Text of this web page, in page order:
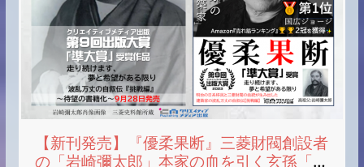
【新刊発売】『優柔果断』三菱財閥創設者
の「岩崎彌太郎」本家の血を引く玄孫「建